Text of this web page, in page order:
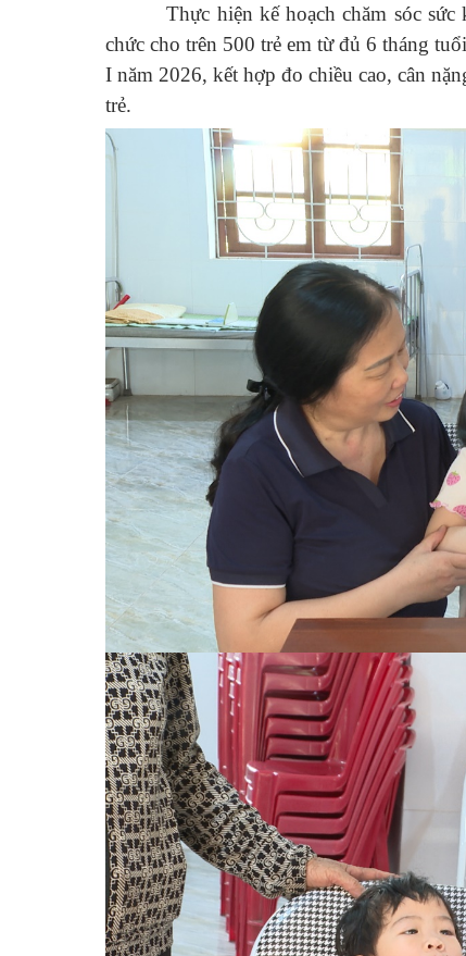
Thực hiện kế hoạch chăm sóc sức
chức cho trên 500 trẻ em từ đủ 6 tháng
I năm 2026, kết hợp đo chiều cao, cân
trẻ.